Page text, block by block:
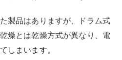
プ式洗濯機とは？メリットや欠点・ヒ
の違いも解説